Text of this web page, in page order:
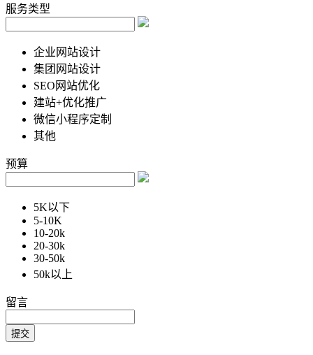
服务类型
企业网站设计
集团网站设计
SEO网站优化
建站+优化推广
微信小程序定制
其他
预算
5K以下
5-10K
10-20k
20-30k
30-50k
50k以上
留言